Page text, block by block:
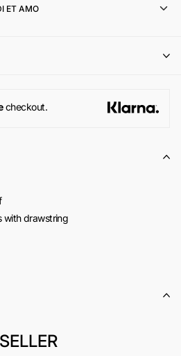
di pari o superiore valore (con
successivo ordine online su
invita a consultare la sezione
.
ET AMO
checkout.
with drawstring